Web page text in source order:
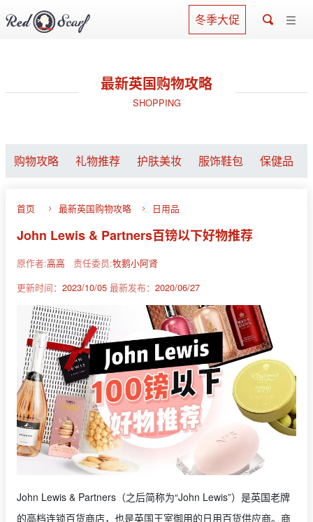
冬季大促
最新英国购物攻略
SHOPPING
购物攻略 礼物推荐 护肤美妆 服饰鞋包 保健品
首页 最新英国购物攻略 日用品
John Lewis & Partners百镑以下好物推荐
原作者:高高 责任委员:牧鹅小阿肾
更新时间： 2023/10/05 最新发布： 2020/06/27
John Lewis & Partners（之后简称为“John Lewis”）是英国老牌
的高档连锁百货商店，也是英国王室御用的日用百货供应商。商